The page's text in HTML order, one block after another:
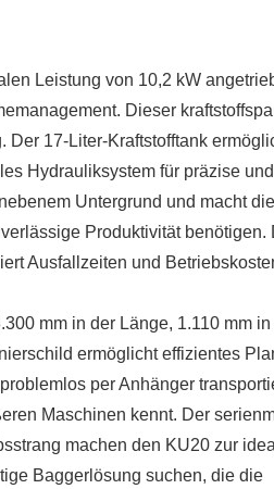
Leistung von 10,2 kW
Dieser
Der 17-Liter-Kraftstofftank
Hydrauliksystem für präzise
Untergrund und macht
Produktivität benötigen.
Ausfallzeiten und
mm in der Länge, 1.110 mm in
ermöglicht effizientes
per Anhänger
Maschinen kennt. Der
machen den KU20 zur
Baggerlösung suchen, die die